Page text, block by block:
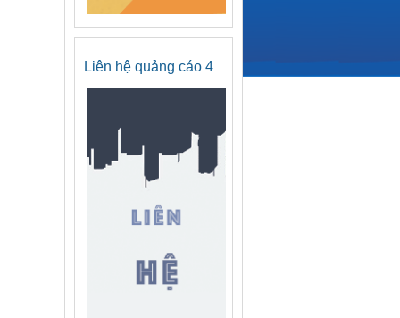
Liên hệ quảng cáo 4